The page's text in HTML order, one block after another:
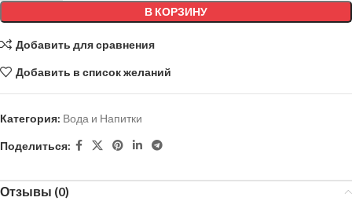
В КОРЗИНУ
Добавить для сравнения
Добавить в список желаний
Категория: Вода и Напитки
Поделиться:
Отзывы (0)